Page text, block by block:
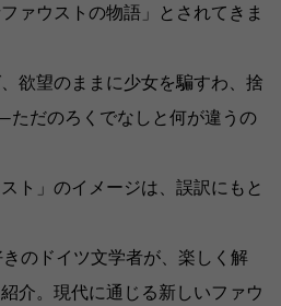
ァウストの物語」とされてきま
欲望のままに少女を騙すわ、捨
ただのろくでなしと何が違うの
ト」のイメージは、誤訳にもと
のドイツ文学者が、楽しく解
介。現代に通じる新しいファウ